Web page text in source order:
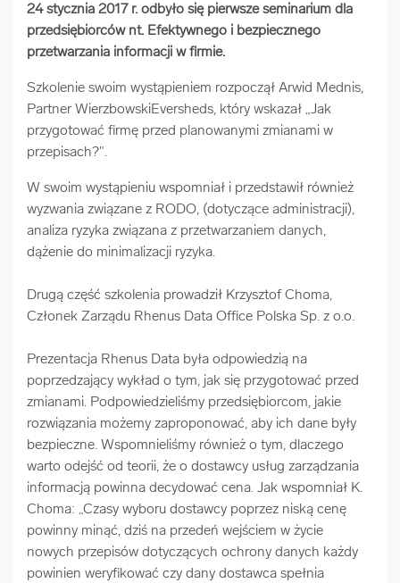
Archiwizowanie dokumentów arrow_forward
Usługi digitalizacjyjne arrow_forward
Osuszanie dokumentów arrow_forward
Pozostałe usługi
24 stycznia 2017 r. odbyło się pierwsze seminarium dla
przedsiębiorców nt. Efektywnego i bezpiecznego
przetwarzania informacji w firmie.
Szkolenie swoim wystąpieniem rozpoczął Arwid Mednis,
Partner WierzbowskiEversheds, który wskazał „Jak
przygotować firmę przed planowanymi zmianami w
przepisach?".
W swoim wystąpieniu wspomniał i przedstawił również
wyzwania związane z RODO, (dotyczące administracji),
analiza ryzyka związana z przetwarzaniem danych,
dążenie do minimalizacji ryzyka.
Drugą część szkolenia prowadził Krzysztof Choma,
Członek Zarządu Rhenus Data Office Polska Sp. z o.o.
Prezentacja Rhenus Data była odpowiedzią na
poprzedzający wykład o tym, jak się przygotować przed
zmianami. Podpowiedzieliśmy przedsiębiorcom, jakie
rozwiązania możemy zaproponować, aby ich dane były
bezpieczne. Wspomnieliśmy również o tym, dlaczego
warto odejść od teorii, że o dostawcy usług zarządzania
informacją powinna decydować cena. Jak wspomniał K.
Choma: „Czasy wyboru dostawcy poprzez niską cenę
powinny minąć, dziś na przedeń wejściem w życie
nowych przepisów dotyczących ochrony danych każdy
powinien weryfikować czy dany dostawca spełnia